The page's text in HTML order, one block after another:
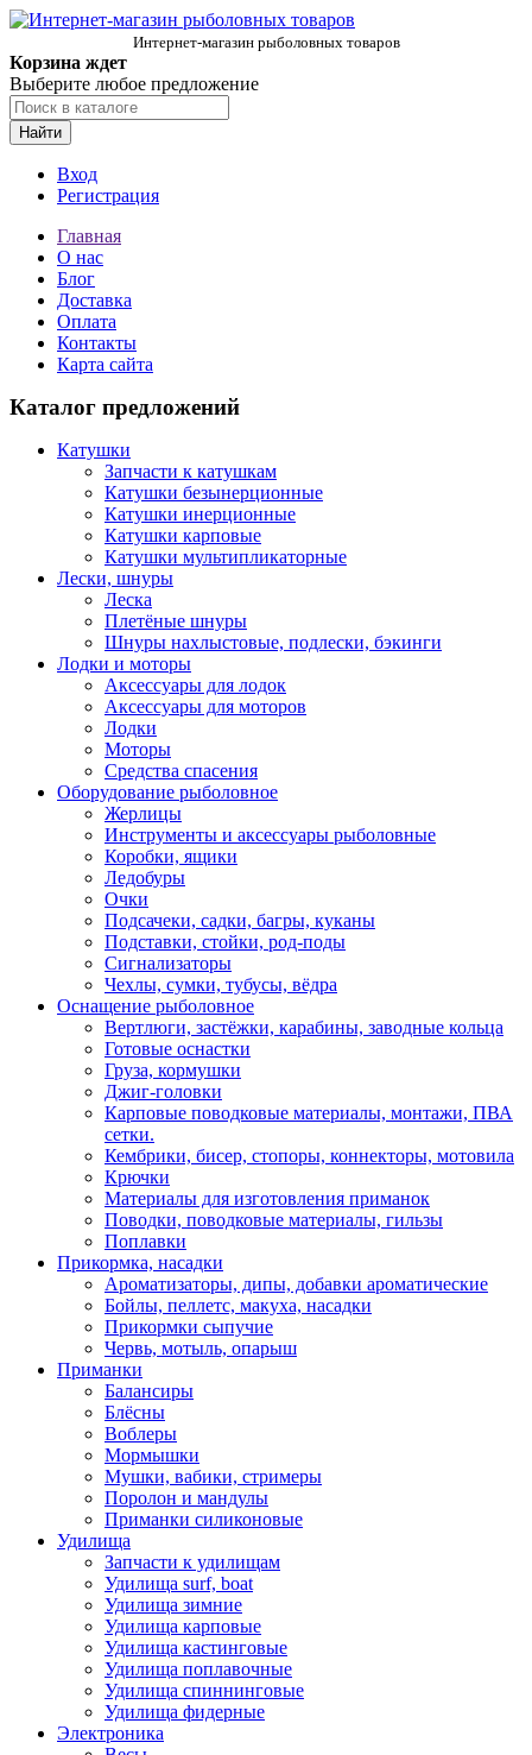
Интернет-магазин рыболовных товаров
Корзина ждет
Выберите любое предложение
Найти
Вход
Регистрация
Главная
О нас
Блог
Доставка
Оплата
Контакты
Карта сайта
Каталог предложений
Катушки
Запчасти к катушкам
Катушки безынерционные
Катушки инерционные
Катушки карповые
Катушки мультипликаторные
Лески, шнуры
Леска
Плетёные шнуры
Шнуры нахлыстовые, подлески, бэкинги
Лодки и моторы
Аксессуары для лодок
Аксессуары для моторов
Лодки
Моторы
Средства спасения
Оборудование рыболовное
Жерлицы
Инструменты и аксессуары рыболовные
Коробки, ящики
Ледобуры
Очки
Подсачеки, садки, багры, куканы
Подставки, стойки, род-поды
Сигнализаторы
Чехлы, сумки, тубусы, вёдра
Оснащение рыболовное
Вертлюги, застёжки, карабины, заводные кольца
Готовые оснастки
Груза, кормушки
Джиг-головки
Карповые поводковые материалы, монтажи, ПВА
сетки.
Кембрики, бисер, стопоры, коннекторы, мотовила
Крючки
Материалы для изготовления приманок
Поводки, поводковые материалы, гильзы
Поплавки
Прикормка, насадки
Ароматизаторы, дипы, добавки ароматические
Бойлы, пеллетс, макуха, насадки
Прикормки сыпучие
Червь, мотыль, опарыш
Приманки
Балансиры
Блёсны
Воблеры
Мормышки
Мушки, вабики, стримеры
Поролон и мандулы
Приманки силиконовые
Удилища
Запчасти к удилищам
Удилища surf, boat
Удилища зимние
Удилища карповые
Удилища кастинговые
Удилища поплавочные
Удилища спиннинговые
Удилища фидерные
Электроника